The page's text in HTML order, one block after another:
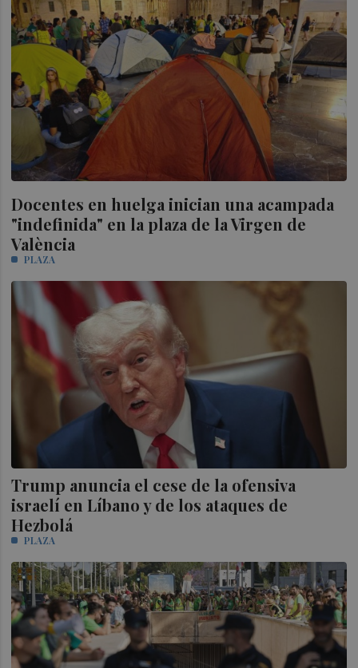
Docentes en huelga inician una acampada
"indefinida" en la plaza de la Virgen de
València
PLAZA
Trump anuncia el cese de la ofensiva
israelí en Líbano y de los ataques de
Hezbolá
PLAZA